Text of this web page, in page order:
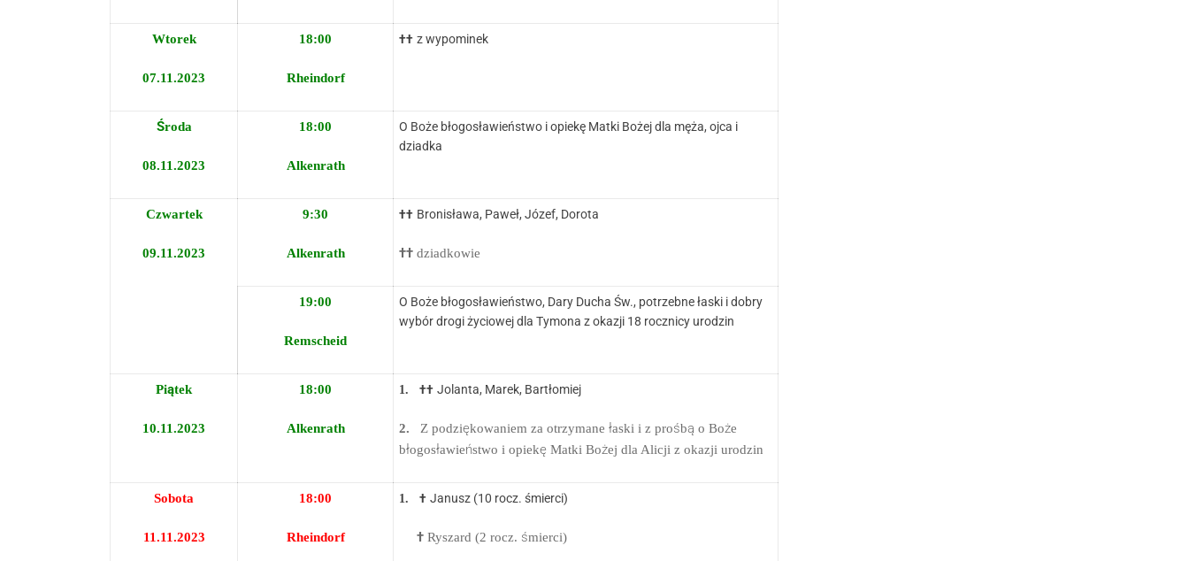
Wtorek
07.11.2023
18:00
Rheindorf
†† z wypominek
Środa
08.11.2023
18:00
Alkenrath
O Boże błogosławieństwo i opiekę Matki Bożej dla męża, ojca i
dziadka
Czwartek
09.11.2023
9:30
Alkenrath
†† Bronisława, Paweł, Józef, Dorota
†† dziadkowie
19:00
Remscheid
O Boże błogosławieństwo, Dary Ducha Św., potrzebne łaski i dobry
wybór drogi życiowej dla Tymona z okazji 18 rocznicy urodzin
Piątek
10.11.2023
18:00
Alkenrath
1. †† Jolanta, Marek, Bartłomiej
2. Z podziękowaniem za otrzymane łaski i z prośbą o Boże
błogosławieństwo i opiekę Matki Bożej dla Alicji z okazji urodzin
Sobota
11.11.2023
18:00
Rheindorf
1. † Janusz (10 rocz. śmierci)
† Ryszard (2 rocz. śmierci)